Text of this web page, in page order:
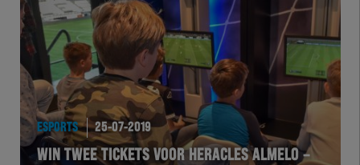
Team Zwart Wit
Futsal
eSports
Academie
ESPORTS 25-07-2019
WIN TWEE TICKETS VOOR HERACLES ALMELO –